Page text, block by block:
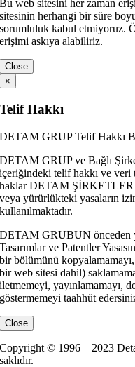
Bu web sitesini her zaman
sitesinin herhangi bir süre
sorumluluk kabul etmiyoruz.
erişimi askıya alabiliriz.
Close
×
Telif Hakkı
DETAM GRUP Telif Hakkı
DETAM GRUP ve Bağlı
içeriğindeki telif hakkı ve veri
haklar DETAM ŞİRKETLER
veya yürürlükteki yasaların
kullanılmaktadır.
DETAM GRUBUN önceden
Tasarımlar ve Patentler
bir bölümünü
bir web sitesi dahil)
iletmemeyi, yayınlamamayı,
göstermemeyi taahhüt
Close
Copyright © 1996 – 2023
saklıdır.